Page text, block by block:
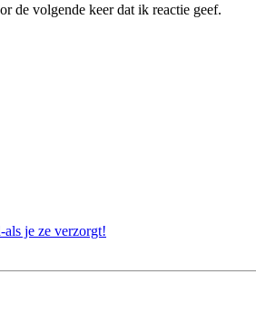
de volgende keer dat ik reactie geef.
als je ze verzorgt!